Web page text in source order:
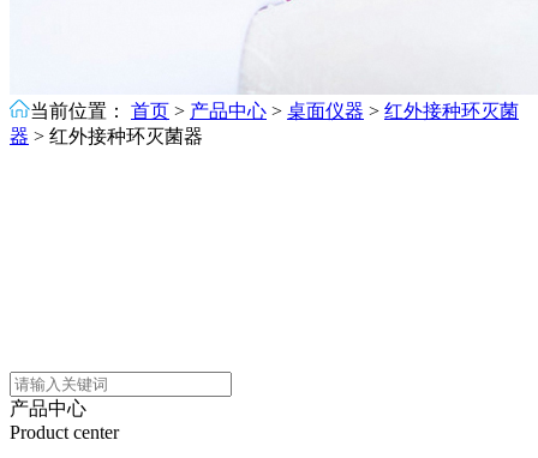
当前位置： 首页 > 产品中心 > 桌面仪器 > 红外接种环灭菌
器 > 红外接种环灭菌器
产品中心
Product center